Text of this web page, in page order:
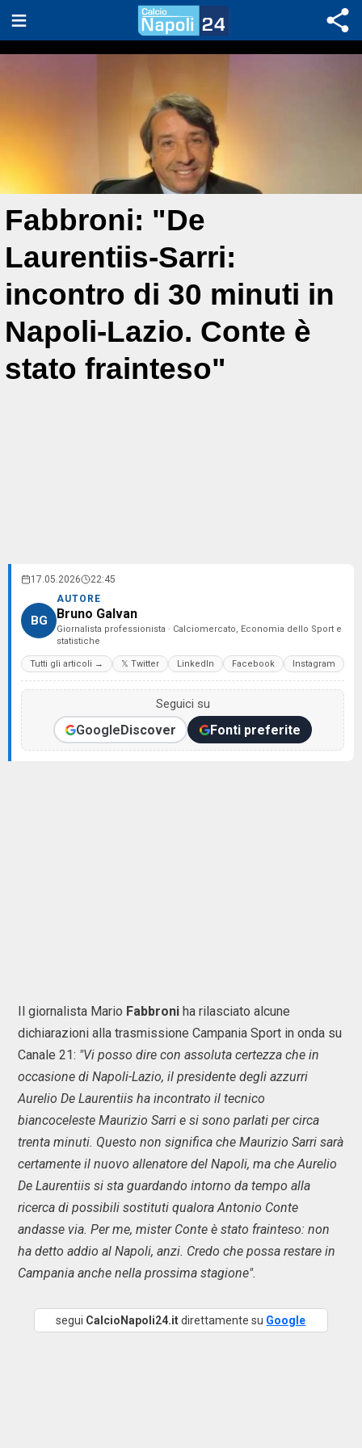
Fabbroni: "De
Laurentiis-Sarri:
incontro di 30 minuti in
Napoli-Lazio. Conte è
stato frainteso"
17.05.2026 22:45
BG
AUTORE
Bruno Galvan
Giornalista professionista · Calciomercato, Economia dello Sport e
statistiche
Tutti gli articoli → 𝕏 Twitter LinkedIn Facebook Instagram
Seguici su
GoogleDiscover Fonti preferite
Il giornalista Mario Fabbroni ha rilasciato alcune
dichiarazioni alla trasmissione Campania Sport in onda su
Canale 21: "Vi posso dire con assoluta certezza che in
occasione di Napoli-Lazio, il presidente degli azzurri
Aurelio De Laurentiis ha incontrato il tecnico
biancoceleste Maurizio Sarri e si sono parlati per circa
trenta minuti. Questo non significa che Maurizio Sarri sarà
certamente il nuovo allenatore del Napoli, ma che Aurelio
De Laurentiis si sta guardando intorno da tempo alla
ricerca di possibili sostituti qualora Antonio Conte
andasse via. Per me, mister Conte è stato frainteso: non
ha detto addio al Napoli, anzi. Credo che possa restare in
Campania anche nella prossima stagione".
segui CalcioNapoli24.itdirettamente su Google